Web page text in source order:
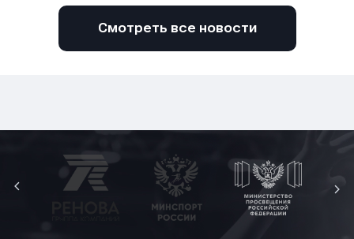
Смотреть все новости